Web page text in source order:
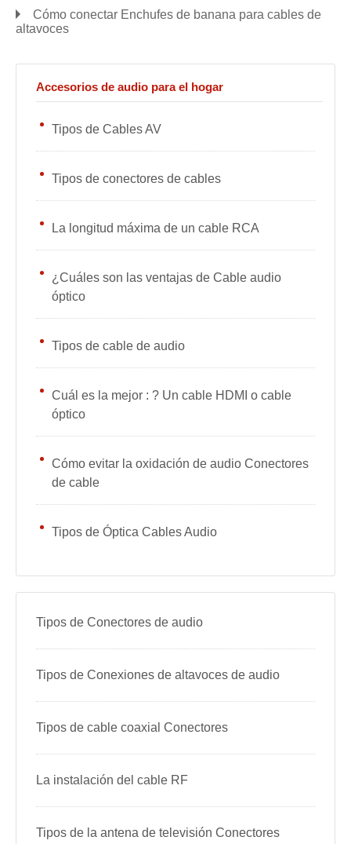
Cómo conectar Enchufes de banana para cables de
altavoces
Accesorios de audio para el hogar
Tipos de Cables AV
Tipos de conectores de cables
La longitud máxima de un cable RCA
¿Cuáles son las ventajas de Cable audio
óptico
Tipos de cable de audio
Cuál es la mejor : ? Un cable HDMI o cable
óptico
Cómo evitar la oxidación de audio Conectores
de cable
Tipos de Óptica Cables Audio
Tipos de Conectores de audio
Tipos de Conexiones de altavoces de audio
Tipos de cable coaxial Conectores
La instalación del cable RF
Tipos de la antena de televisión Conectores